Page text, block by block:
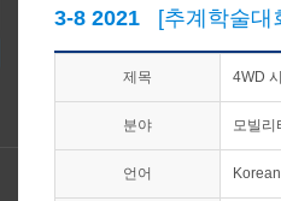
3-8 2021 [추계학술대
제목 4WD
분야 모빌리
언어 Korean